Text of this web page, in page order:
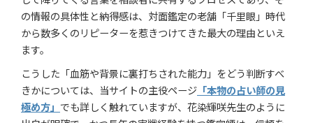
の情報の具体性と納得感は、対面鑑定の老舗「千里眼」時代
から数多くのリピーターを惹きつけてきた最大の理由といえ
ます。
こうした「血筋や背景に裏打ちされた能力」をどう判断すべ
きかについては、当サイトの主役ページ 「本物の占い師の見
極め方」 でも詳しく触れていますが、花染輝咲先生のように